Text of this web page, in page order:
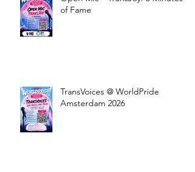
Open Mic – TransJoy: 5 Minutes
TransVoices @ WorldPride